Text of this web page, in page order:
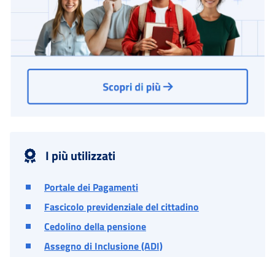
I più utilizzati
Portale dei Pagamenti
Fascicolo previdenziale del cittadino
Cedolino della pensione
Assegno di Inclusione (ADI)